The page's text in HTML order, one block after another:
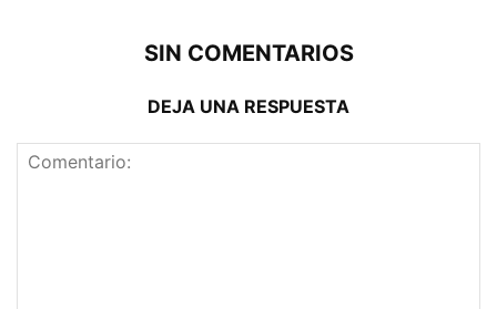
SIN COMENTARIOS
DEJA UNA RESPUESTA